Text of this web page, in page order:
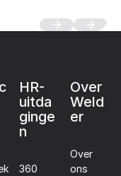
HR-
uitda
ginge
n
360
Over
Weld
er
Over
ons